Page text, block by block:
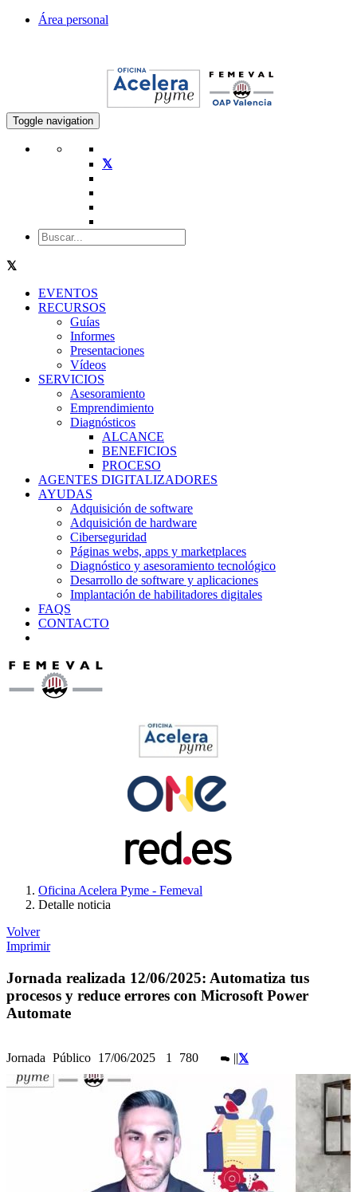
Área personal
Toggle navigation
EVENTOS
RECURSOS
Guías
Informes
Presentaciones
Vídeos
SERVICIOS
Asesoramiento
Emprendimiento
Diagnósticos
ALCANCE
BENEFICIOS
PROCESO
AGENTES DIGITALIZADORES
AYUDAS
Adquisición de software
Adquisición de hardware
Ciberseguridad
Páginas webs, apps y marketplaces
Diagnóstico y asesoramiento tecnológico
Desarrollo de software y aplicaciones
Implantación de habilitadores digitales
FAQS
CONTACTO
Oficina Acelera Pyme - Femeval
Detalle noticia
Volver
Imprimir
Jornada realizada 12/06/2025: Automatiza tus
procesos y reduce errores con Microsoft Power
Automate
Jornada Público 17/06/2025 1 780 ||